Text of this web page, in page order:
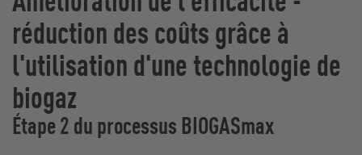
réduction des coûts grâce à
l'utilisation d'une technologie de
biogaz
Étape 2 du processus BIOGASmax